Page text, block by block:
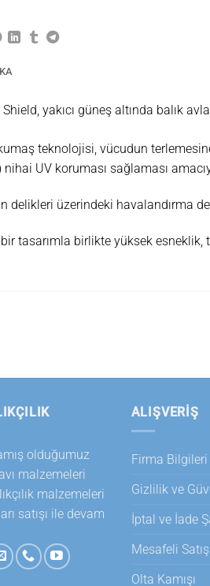
Shield, yakıcı güneş altında balık
teknolojisi, vücudun
UV koruması sağlaması
delikleri üzerindeki havalandırma
tasarımla birlikte yüksek
olduğumuz
malzemeleri
malzemeleri
satışı ile devam
ALIŞVERİŞ
Firma Bilgileri
Gizlilik ve
İptal ve İade
Mesafeli
Olta Kamışı